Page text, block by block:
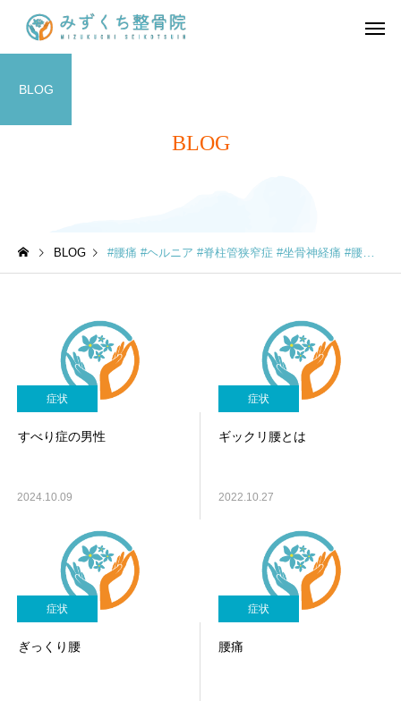
BLOG
BLOG
BLOG #腰痛 #ヘルニア #脊柱管狭窄症 #坐骨神経痛 #腰椎分離症 #すべり症 #圧迫骨折 #仙腸関節
症状
すべり症の男性
2024.10.09
症状
ギックリ腰とは
2022.10.27
症状
ぎっくり腰
症状
腰痛